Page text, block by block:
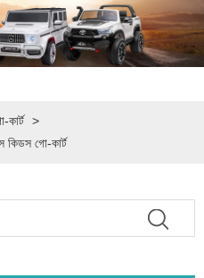
কার্ট >
কিডস গো-কার্ট